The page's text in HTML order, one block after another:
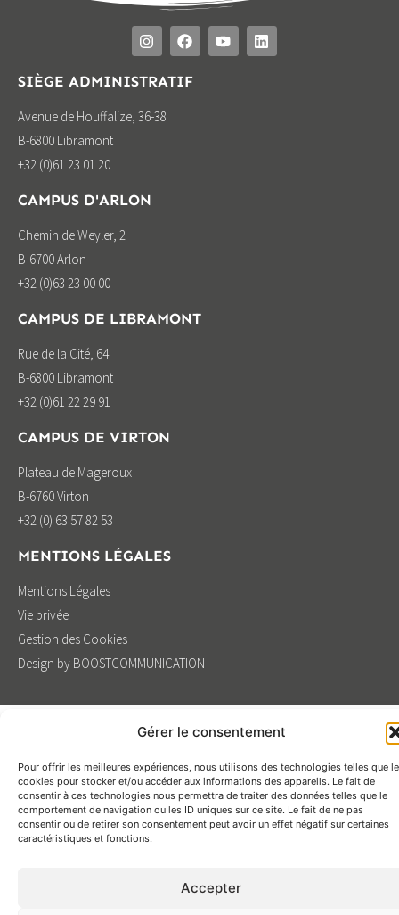
Gérer le consentement
Pour offrir les meilleures expériences, nous utilisons des technologies telles que
cookies pour stocker et/ou accéder aux informations des appareils. Le fait de
consentir à ces technologies nous permettra de traiter des données telles que le
comportement de navigation ou les ID uniques sur ce site. Le fait de ne pas
consentir ou de retirer son consentement peut avoir un effet négatif sur certaines
caractéristiques et fonctions.
Accepter
SIÈGE ADMINISTRATIF
Avenue de Houffalize, 36-38
B-6800 Libramont
+32 (0)61 23 01 20
CAMPUS D'ARLON
Chemin de Weyler, 2
B-6700 Arlon
+32 (0)63 23 00 00
CAMPUS DE LIBRAMONT
Rue de la Cité, 64
B-6800 Libramont
+32 (0)61 22 29 91
CAMPUS DE VIRTON
Plateau de Mageroux
B-6760 Virton
+32 (0) 63 57 82 53
MENTIONS LÉGALES
Mentions Légales
Vie privée
Gestion des Cookies
Design by BOOSTCOMMUNICATION